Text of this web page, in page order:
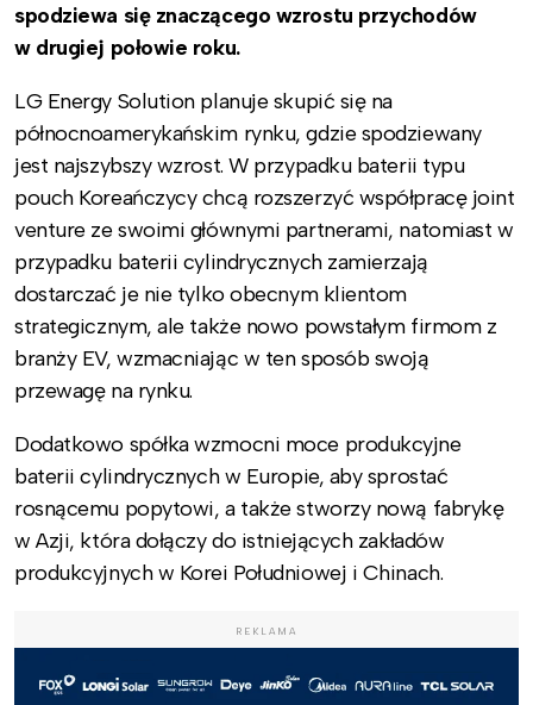
spodziewa się znaczącego wzrostu przychodów
w drugiej połowie roku.
LG Energy Solution planuje skupić się na
północnoamerykańskim rynku, gdzie spodziewany
jest najszybszy wzrost. W przypadku baterii typu
pouch Koreańczycy chcą rozszerzyć współpracę joint
venture ze swoimi głównymi partnerami, natomiast w
przypadku baterii cylindrycznych zamierzają
dostarczać je nie tylko obecnym klientom
strategicznym, ale także nowo powstałym firmom z
branży EV, wzmacniając w ten sposób swoją
przewagę na rynku.
Dodatkowo spółka wzmocni moce produkcyjne
baterii cylindrycznych w Europie, aby sprostać
rosnącemu popytowi, a także stworzy nową fabrykę
w Azji, która dołączy do istniejących zakładów
produkcyjnych w Korei Południowej i Chinach.
REKLAMA